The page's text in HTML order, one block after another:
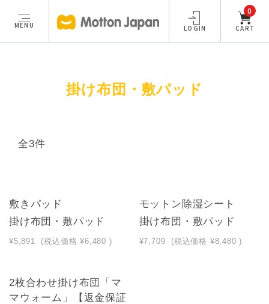
MENU LOGIN
0
CART
掛け布団・敷パッド
全3件
敷きパッド
掛け布団・敷パッド
¥5,891 (税込価格 ¥6,480 )
モットン除湿シート
掛け布団・敷パッド
¥7,709 (税込価格 ¥8,480 )
2枚合わせ掛け布団「マ
マウォーム」【返金保証